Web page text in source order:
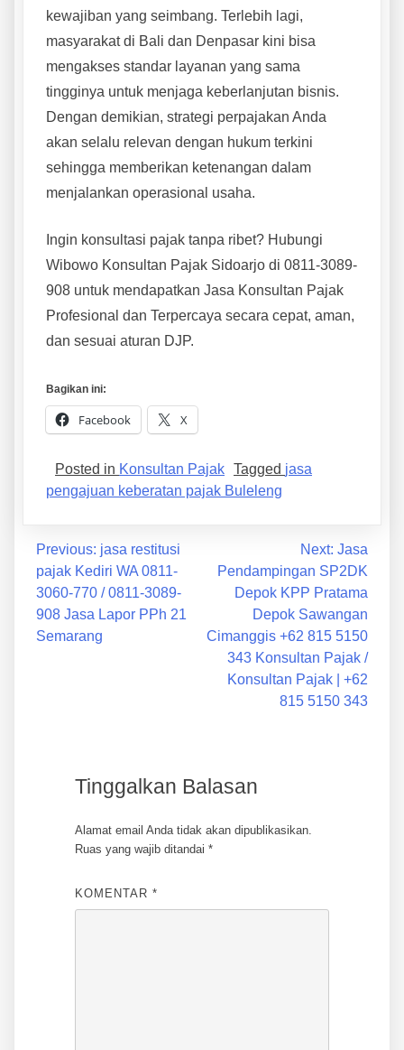
kewajiban yang seimbang. Terlebih lagi,
masyarakat di Bali dan Denpasar kini bisa
mengakses standar layanan yang sama
tingginya untuk menjaga keberlanjutan bisnis.
Dengan demikian, strategi perpajakan Anda
akan selalu relevan dengan hukum terkini
sehingga memberikan ketenangan dalam
menjalankan operasional usaha.
Ingin konsultasi pajak tanpa ribet? Hubungi
Wibowo Konsultan Pajak Sidoarjo di 0811-3089-
908 untuk mendapatkan Jasa Konsultan Pajak
Profesional dan Terpercaya secara cepat, aman,
dan sesuai aturan DJP.
Bagikan ini:
Facebook X
Posted in Konsultan Pajak Tagged jasa
pengajuan keberatan pajak Buleleng
Previous: jasa restitusi
pajak Kediri WA 0811-
3060-770 / 0811-3089-
908 Jasa Lapor PPh 21
Semarang
Next: Jasa
Pendampingan SP2DK
Depok KPP Pratama
Depok Sawangan
Cimanggis +62 815 5150
343 Konsultan Pajak /
Konsultan Pajak | +62
815 5150 343
Tinggalkan Balasan
Alamat email Anda tidak akan dipublikasikan.
Ruas yang wajib ditandai *
KOMENTAR *